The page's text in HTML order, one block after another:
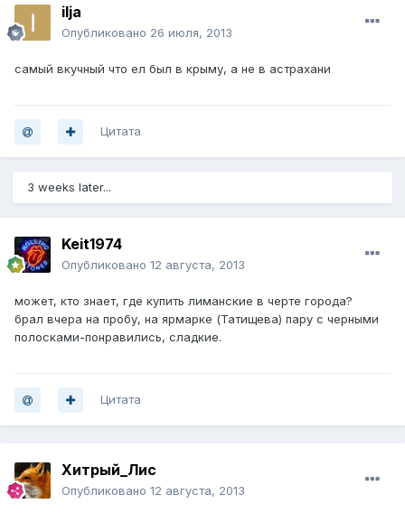
iljа
Опубликовано 26 июля, 2013
самый вкучный что ел был в крыму, а не в астрахани
Цитата
3 weeks later...
Keit1974
Опубликовано 12 августа, 2013
может, кто знает, где купить лиманские в черте города?
брал вчера на пробу, на ярмарке (Татищева) пару с черными
полосками-понравились, сладкие.
Цитата
Хитрый_Лис
Опубликовано 12 августа, 2013